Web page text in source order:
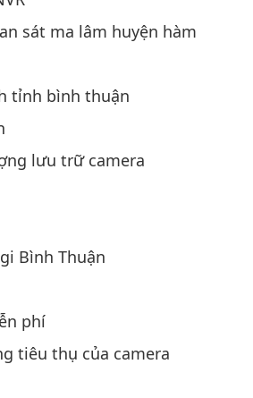
sát ma lâm huyện hàm
tỉnh bình thuận
lưu trữ camera
Bình Thuận
phí
tiêu thụ của camera